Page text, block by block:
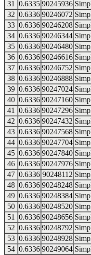
31
0.6335 90245936
32 0.6336 90246072
33 0.6336 90246208
34 0.6336 90246344
35 0.6336 90246480
36 0.6336 90246616
37 0.6336 90246752
38 0.6336 90246888
39 0.6336 90247024
40 0.6336 90247160
41
0.6336 90247296
42 0.6336 90247432
43 0.6336 90247568
44 0.6336 90247704
45 0.6336 90247840
46 0.6336 90247976
47 0.6336 90248112
48 0.6336 90248248
49 0.6336 90248384
50 0.6336 90248520
51
0.6336 90248656
52 0.6336 90248792
53 0.6336 90248928
54 0.6336 90249064